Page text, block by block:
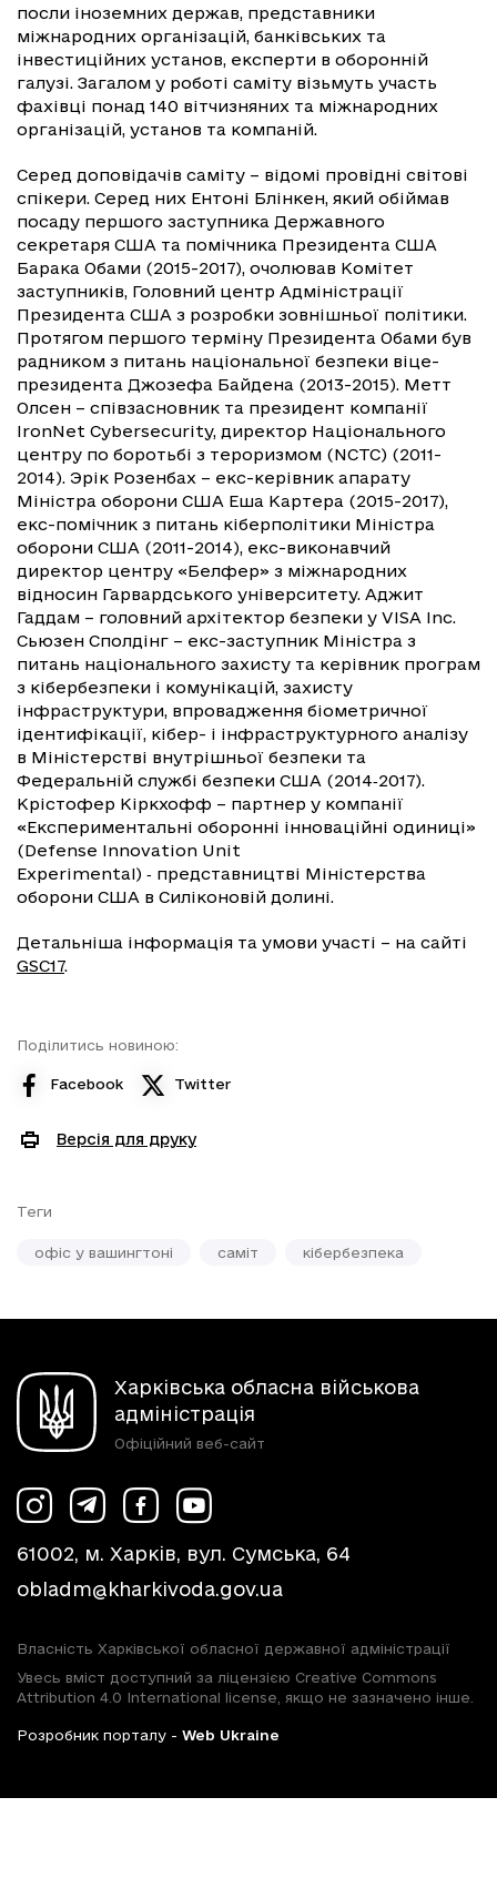
посли іноземних держав, представники
міжнародних організацій, банківських та
інвестиційних установ, експерти в оборонній
галузі. Загалом у роботі саміту візьмуть участь
фахівці понад 140 вітчизняних та міжнародних
організацій, установ та компаній.
Серед доповідачів саміту – відомі провідні світові
спікери. Серед них Ентоні Блінкен, який обіймав
посаду першого заступника Державного
секретаря США та помічника Президента США
Барака Обами (2015-2017), очолював Комітет
заступників, Головний центр Адміністрації
Президента США з розробки зовнішньої політики.
Протягом першого терміну Президента Обами був
радником з питань національної безпеки віце-
президента Джозефа Байдена (2013-2015). Метт
Олсен – співзасновник та президент компанії
IronNet Cybersecurity, директор Національного
центру по боротьбі з тероризмом (NCTC) (2011-
2014). Эрік Розенбах – екс-керівник апарату
Міністра оборони США Еша Картера (2015-2017),
екс-помічник з питань кіберполітики Міністра
оборони США (2011-2014), екс-виконавчий
директор центру «Белфер» з міжнародних
відносин Гарвардського університету. Аджит
Гаддам – головний архітектор безпеки у VISA Inc.
Сьюзен Сполдінг – екс-заступник Міністра з
питань національного захисту та керівник програм
з кібербезпеки і комунікацій, захисту
інфраструктури, впровадження біометричної
ідентифікації, кібер- і інфраструктурного аналізу
в Міністерстві внутрішньої безпеки та
Федеральній службі безпеки США (2014‑2017).
Крістофер Кіркхофф – партнер у компанії
«Експериментальні оборонні інноваційні одиниці»
(Defense Innovation Unit
Experimental) ‑ представництві Міністерства
оборони США в Силіконовій долині.
Детальніша інформація та умови участі – на сайті
GSC17.
Поділитись новиною:
Facebook Twitter
Версія для друку
Теги
офіс у вашингтоні саміт кібербезпека
Харківська обласна військова
адміністрація
Офіційний веб-сайт
61002, м. Харків, вул. Сумська, 64
obladm@kharkivoda.gov.ua
Власність Харківської обласної державної адміністрації
Увесь вміст доступний за ліцензією Creative Commons
Attribution 4.0 International license, якщо не зазначено інше.
Розробник порталу - Web Ukraine